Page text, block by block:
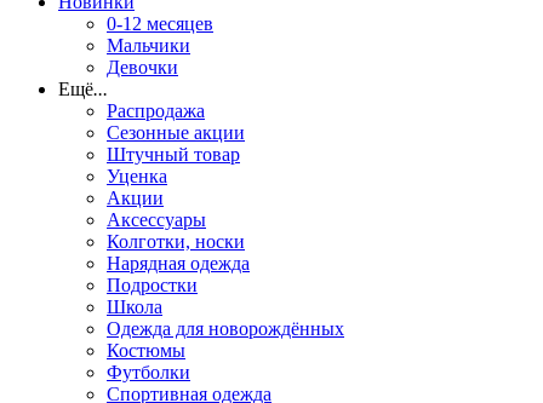
0-12 месяцев
Мальчики
Девочки
Ещё...
Распродажа
Сезонные акции
Штучный товар
Уценка
Акции
Аксессуары
Колготки, носки
Нарядная одежда
Подростки
Школа
Одежда для новорождённых
Костюмы
Футболки
Спортивная одежда